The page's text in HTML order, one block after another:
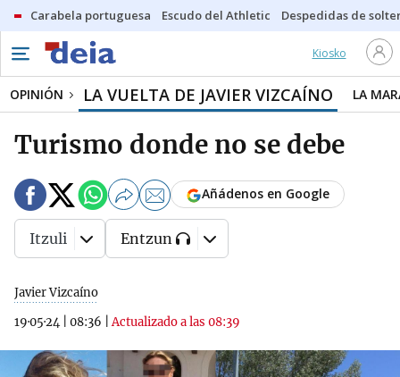
Carabela portuguesa Escudo del Athletic Despedidas de
Kiosko
OPINIÓN LA VUELTA DE JAVIER VIZCAÍNO LA
Turismo donde no se debe
Javier Vizcaíno
19·05·24
08:36 |Actualizado a las 08:39
Añádenos en Google
Itzuli Entzun